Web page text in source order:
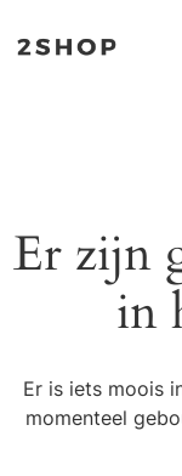
Er zijn
in
Er is iets moois
momenteel